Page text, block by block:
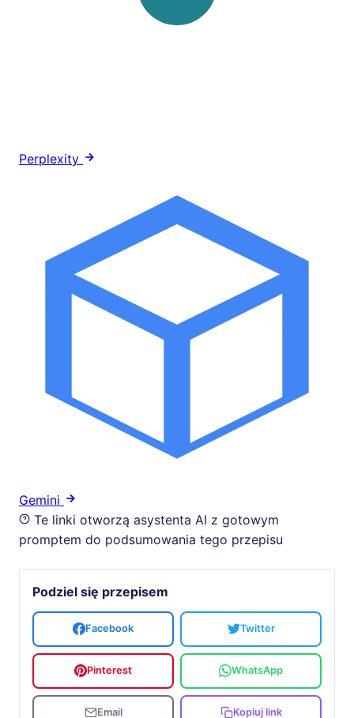
Perplexity
Gemini
Te linki otworzą asystenta AI z gotowym
promptem do podsumowania tego przepisu
Podziel się przepisem
Facebook Twitter
Pinterest WhatsApp
Email Kopiuj link